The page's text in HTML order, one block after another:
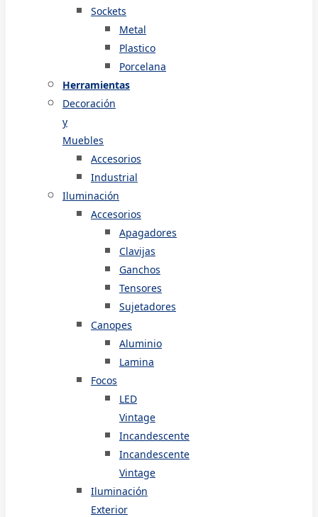
Sockets
Metal
Plastico
Porcelana
Herramientas
Decoración
y
Muebles
Accesorios
Industrial
Iluminación
Accesorios
Apagadores
Clavijas
Ganchos
Tensores
Sujetadores
Canopes
Aluminio
Lamina
Focos
LED
Vintage
Incandescente
Incandescente
Vintage
Iluminación
Exterior